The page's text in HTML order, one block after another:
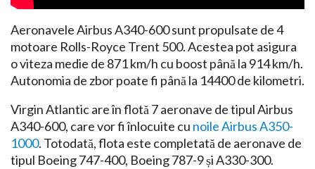
Aeronavele Airbus A340-600 sunt propulsate de 4
motoare Rolls-Royce Trent 500. Acestea pot asigura
o viteza medie de 871 km/h cu boost până la 914 km/h.
Autonomia de zbor poate fi până la 14400 de kilometri.
Virgin Atlantic are în flotă 7 aeronave de tipul Airbus
A340-600, care vor fi înlocuite cu noile Airbus A350-
1000. Totodată, flota este completată de aeronave de
tipul Boeing 747-400, Boeing 787-9 și A330-300.